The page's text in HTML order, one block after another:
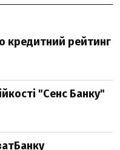
кредитний рейтинг
"Сенс Банку"